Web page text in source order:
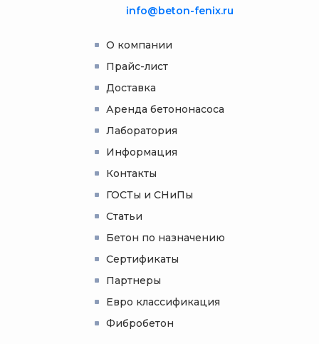
О компании
Прайс-лист
Доставка
Аренда бетононасоса
Лаборатория
Информация
Контакты
ГОСТы и СНиПы
Статьи
Бетон по назначению
Сертификаты
Партнеры
Евро классификация
Фибробетон
info@beton-fenix.ru